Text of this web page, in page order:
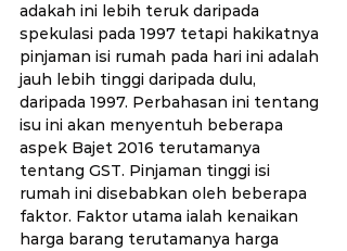
adakah ini lebih teruk daripada
spekulasi pada 1997 tetapi hakikatnya
pinjaman isi rumah pada hari ini adalah
jauh lebih tinggi daripada dulu,
daripada 1997. Perbahasan ini tentang
isu ini akan menyentuh beberapa
aspek Bajet 2016 terutamanya
tentang GST. Pinjaman tinggi isi
rumah ini disebabkan oleh beberapa
faktor. Faktor utama ialah kenaikan
harga barang terutamanya harga